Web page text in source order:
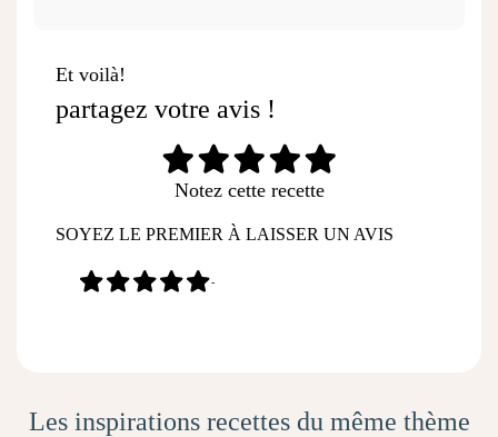
Et voilà!
partagez votre avis !
Notez cette recette
SOYEZ LE PREMIER À LAISSER UN AVIS
-
Les inspirations recettes du même thème